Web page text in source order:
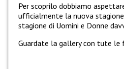
Per scoprilo dobbiamo
ufficialmente la nuova
stagione di Uomini e Donne
Guardate la gallery con tute le